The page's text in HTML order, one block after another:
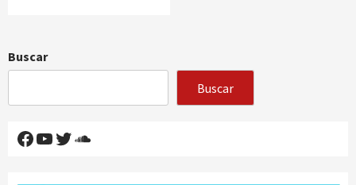
Buscar
Buscar
Facebook
YouTube
Twitter
SoundCloud